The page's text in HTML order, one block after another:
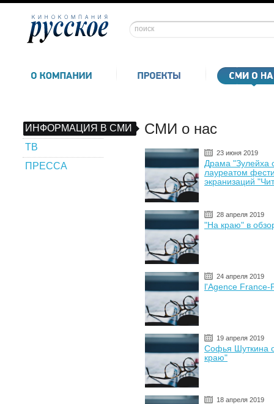
ИНФОРМАЦИЯ В СМИ
ТВ
ПРЕССА
СМИ о нас
23 июня 2019
Драма "Зулейха
лауреатом
экранизаций
28 апреля 2019
"На краю" в
24 апреля 2019
l'Agence France-
19 апреля 2019
Софья Шуткина
краю"
18 апреля 2019